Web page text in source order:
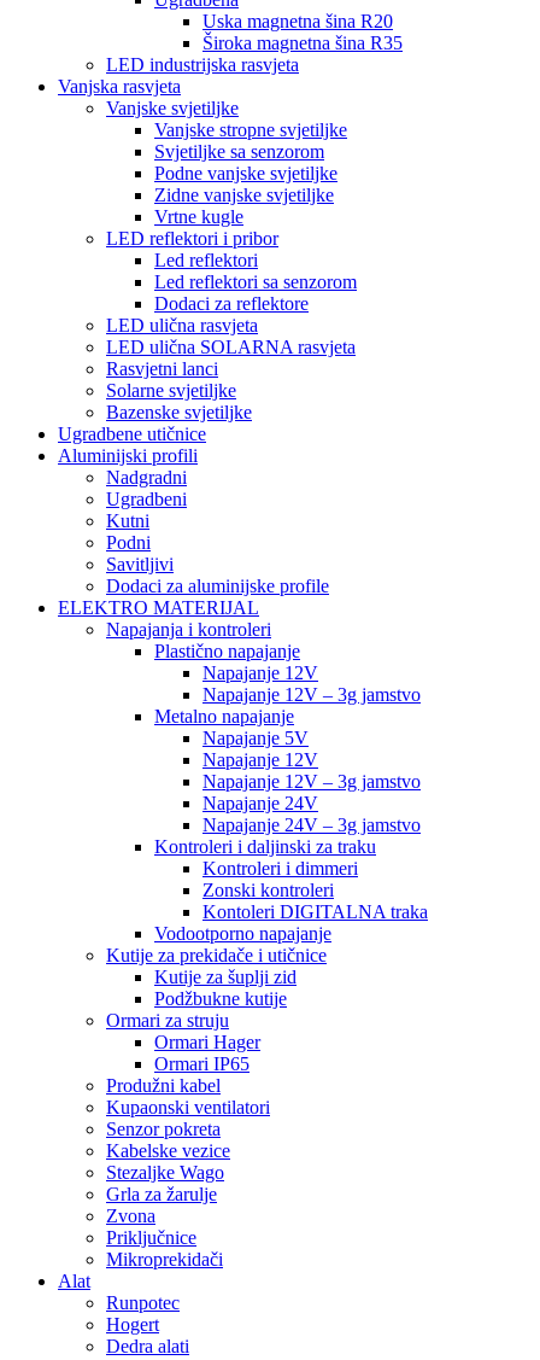
Uska magnetna šina R20
Široka magnetna šina R35
LED industrijska rasvjeta
Vanjska rasvjeta
Vanjske svjetiljke
Vanjske stropne svjetiljke
Svjetiljke sa senzorom
Podne vanjske svjetiljke
Zidne vanjske svjetiljke
Vrtne kugle
LED reflektori i pribor
Led reflektori
Led reflektori sa senzorom
Dodaci za reflektore
LED ulična rasvjeta
LED ulična SOLARNA rasvjeta
Rasvjetni lanci
Solarne svjetiljke
Bazenske svjetiljke
Ugradbene utičnice
Aluminijski profili
Nadgradni
Ugradbeni
Kutni
Podni
Savitljivi
Dodaci za aluminijske profile
ELEKTRO MATERIJAL
Napajanja i kontroleri
Plastično napajanje
Napajanje 12V
Napajanje 12V – 3g jamstvo
Metalno napajanje
Napajanje 5V
Napajanje 12V
Napajanje 12V – 3g jamstvo
Napajanje 24V
Napajanje 24V – 3g jamstvo
Kontroleri i daljinski za traku
Kontroleri i dimmeri
Zonski kontroleri
Kontoleri DIGITALNA traka
Vodootporno napajanje
Kutije za prekidače i utičnice
Kutije za šuplji zid
Podžbukne kutije
Ormari za struju
Ormari Hager
Ormari IP65
Produžni kabel
Kupaonski ventilatori
Senzor pokreta
Kabelske vezice
Stezaljke Wago
Grla za žarulje
Zvona
Priključnice
Mikroprekidači
Alat
Runpotec
Hogert
Dedra alati